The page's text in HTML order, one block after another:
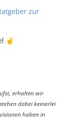
zur
✌️
erhalten wir
dabei keinerlei
haben in